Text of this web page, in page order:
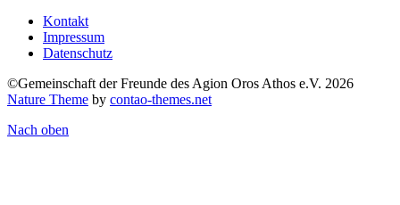
Kontakt
Impressum
Datenschutz
©Gemeinschaft der Freunde des Agion Oros Athos e.V. 2026
Nature Theme by contao-themes.net
Nach oben